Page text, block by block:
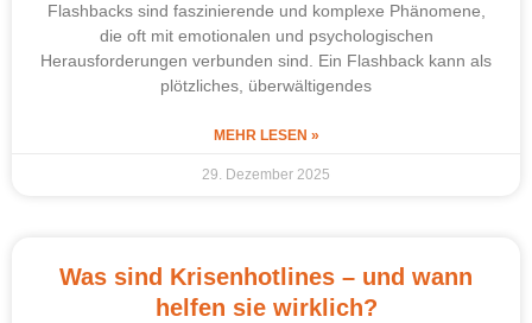
Flashbacks sind faszinierende und komplexe Phänomene,
die oft mit emotionalen und psychologischen
Herausforderungen verbunden sind. Ein Flashback kann als
plötzliches, überwältigendes
MEHR LESEN »
29. Dezember 2025
Was sind Krisenhotlines – und wann
helfen sie wirklich?